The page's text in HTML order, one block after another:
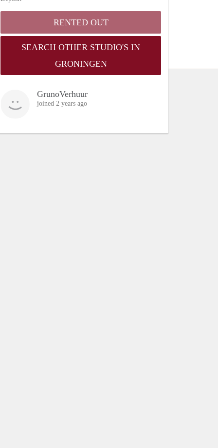
RENTED OUT
SEARCH OTHER STUDIO'S IN
GRONINGEN
GrunoVerhuur
joined 2 years ago